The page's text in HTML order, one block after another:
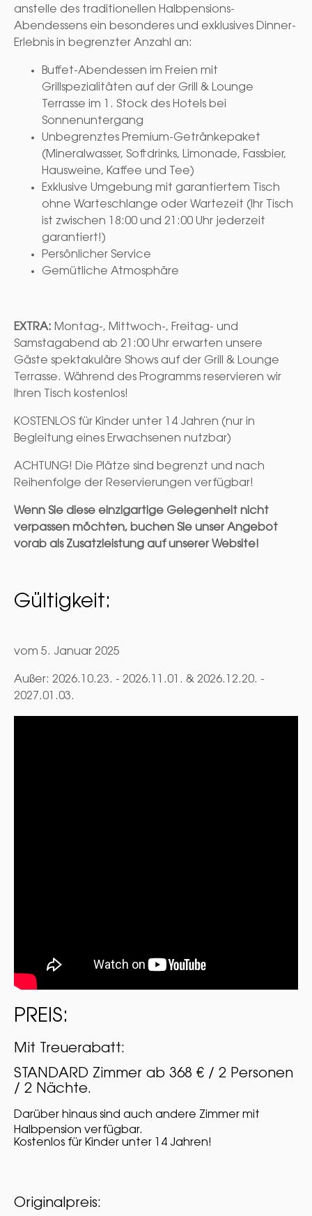
anstelle des traditionellen Halbpensions-
Abendessens ein besonderes und exklusives Dinner-
Erlebnis in begrenzter Anzahl an:
Buffet-Abendessen im Freien mit
Grillspezialitäten auf der Grill & Lounge
Terrasse im 1. Stock des Hotels bei
Sonnenuntergang
Unbegrenztes Premium-Getränkepaket
(Mineralwasser, Softdrinks, Limonade, Fassbier,
Hausweine, Kaffee und Tee)
Exklusive Umgebung mit garantiertem Tisch
ohne Warteschlange oder Wartezeit (Ihr Tisch
ist zwischen 18:00 und 21:00 Uhr jederzeit
garantiert!)
Persönlicher Service
Gemütliche Atmosphäre
EXTRA: Montag-, Mittwoch-, Freitag- und
Samstagabend ab 21:00 Uhr erwarten unsere
Gäste spektakuläre Shows auf der Grill & Lounge
Terrasse. Während des Programms reservieren wir
Ihren Tisch kostenlos!
KOSTENLOS für Kinder unter 14 Jahren (nur in
Begleitung eines Erwachsenen nutzbar)
ACHTUNG! Die Plätze sind begrenzt und nach
Reihenfolge der Reservierungen verfügbar!
Wenn Sie diese einzigartige Gelegenheit nicht
verpassen möchten, buchen Sie unser Angebot
vorab als Zusatzleistung auf unserer Website!
Gültigkeit:
vom 5. Januar 2025
Außer: 2026.10.23. - 2026.11.01. & 2026.12.20. -
2027.01.03.
PREIS:
Mit Treuerabatt:
STANDARD Zimmer ab 368 € / 2 Personen
/ 2 Nächte.
Darüber hinaus sind auch andere Zimmer mit
Halbpension verfügbar.
Kostenlos für Kinder unter 14 Jahren!
Originalpreis: